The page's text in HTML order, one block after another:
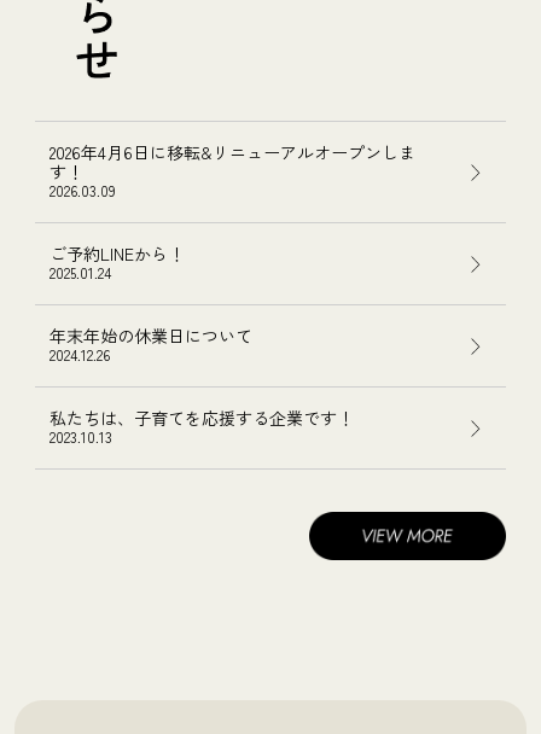
2026年4月6日に移転&リニューアルオープンしま
す！
2026.03.09
ご予約LINEから！
2025.01.24
年末年始の休業日について
2024.12.26
私たちは、子育てを応援する企業です！
2023.10.13